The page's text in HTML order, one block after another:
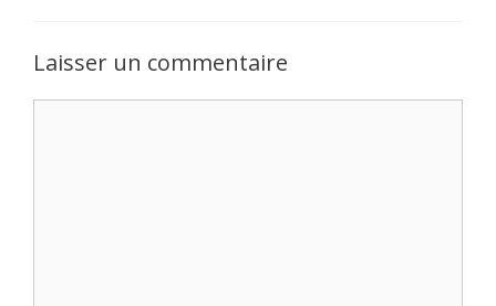
Laisser un commentaire